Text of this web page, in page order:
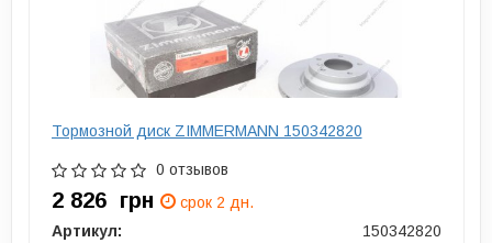
Тормозной диск ZIMMERMANN 150342820
0 отзывов
2 826 грн
срок 2 дн.
Артикул:
150342820